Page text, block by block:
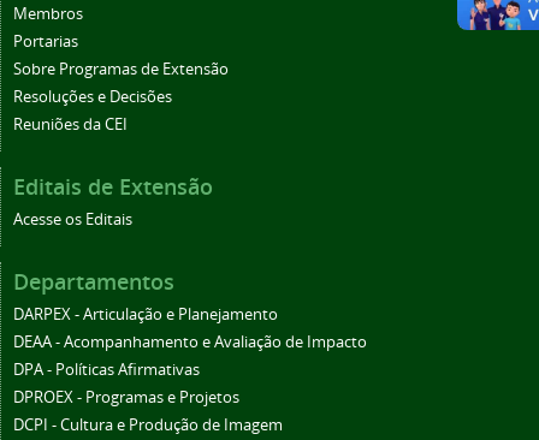
Membros
Portarias
Sobre Programas de Extensão
Resoluções e Decisões
Reuniões da CEI
Editais de Extensão
Acesse os Editais
Departamentos
DARPEX - Articulação e Planejamento
DEAA - Acompanhamento e Avaliação de Impacto
DPA - Políticas Afirmativas
DPROEX - Programas e Projetos
DCPI - Cultura e Produção de Imagem